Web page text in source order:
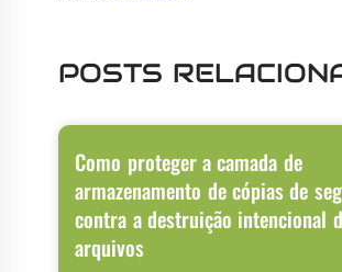
POSTS
Como proteger a camada de
armazenamento de cópias de
contra a destruição intencional
arquivos